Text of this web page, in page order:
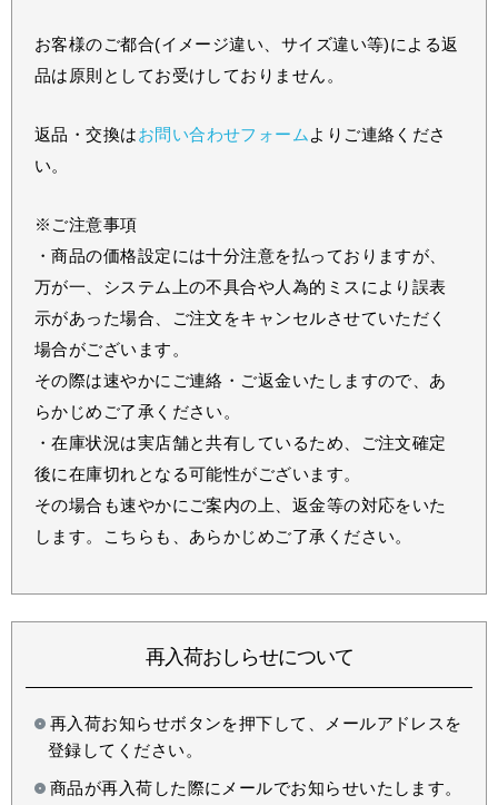
お客様のご都合(イメージ違い、サイズ違い等)による返
品は原則としてお受けしておりません。
返品・交換はお問い合わせフォーム よりご連絡くださ
い。
※ご注意事項
・商品の価格設定には十分注意を払っておりますが、
万が一、システム上の不具合や人為的ミスにより誤表
示があった場合、ご注文をキャンセルさせていただく
場合がございます。
その際は速やかにご連絡・ご返金いたしますので、あ
らかじめご了承ください。
・在庫状況は実店舗と共有しているため、ご注文確定
後に在庫切れとなる可能性がございます。
その場合も速やかにご案内の上、返金等の対応をいた
します。こちらも、あらかじめご了承ください。
再入荷おしらせについて
再入荷お知らせボタンを押下して、メールアドレスを
登録してください。
商品が再入荷した際にメールでお知らせいたします。